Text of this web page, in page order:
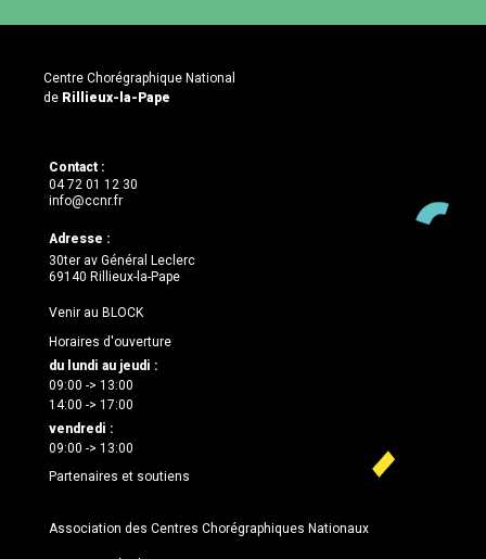
Centre Chorégraphique National
de Rillieux-la-Pape
Contact :
04 72 01 12 30
info@ccnr.fr
Adresse :
30ter av Général Leclerc
69140 Rillieux-la-Pape
Venir au BLOCK
Horaires d'ouverture
du lundi au jeudi :
09:00 -> 13:00
14:00 -> 17:00
vendredi :
09:00 -> 13:00
Partenaires et soutiens
Association des Centres Chorégraphiques Nationaux